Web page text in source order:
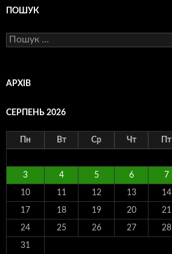
ПОШУК
Пошук:
АРХІВ
СЕРПЕНЬ 2026
Пн Вт Ср Чт Пт
3 4 5 6 7
10 11 12 13 14
17 18 19 20 21
24 25 26 27 28
31